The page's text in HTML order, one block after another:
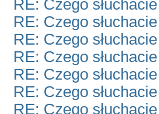
RE: Czego
RE: Czego
RE: Czego
RE: Czego
RE: Czego
RE: Czego
RE: Czego